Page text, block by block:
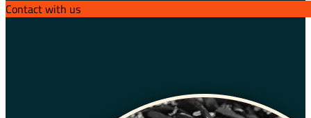
Contact with us